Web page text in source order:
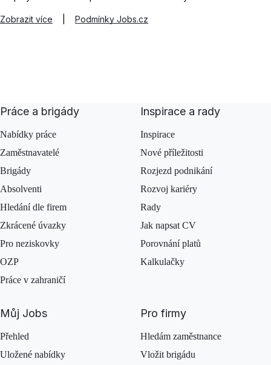
Zobrazit více Podmínky Jobs.cz
Práce a brigády
Nabídky práce
Zaměstnavatelé
Brigády
Absolventi
Hledání dle firem
Zkrácené úvazky
Pro neziskovky
OZP
Práce v zahraničí
Inspirace a rady
Inspirace
Nové příležitosti
Rozjezd podnikání
Rozvoj kariéry
Rady
Jak napsat CV
Porovnání platů
Kalkulačky
Můj Jobs
Přehled
Uložené nabídky
Pro firmy
Hledám zaměstnance
Vložit brigádu